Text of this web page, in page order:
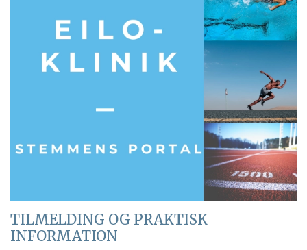
TILMELDING OG PRAKTISK
INFORMATION